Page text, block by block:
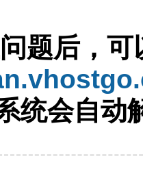
题后，可
统会自动